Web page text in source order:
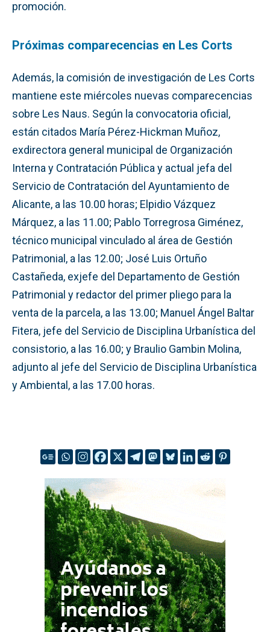
promoción.
Próximas comparecencias en Les Corts
Además, la comisión de investigación de Les Corts
mantiene este miércoles nuevas comparecencias
sobre Les Naus. Según la convocatoria oficial,
están citados María Pérez-Hickman Muñoz,
exdirectora general municipal de Organización
Interna y Contratación Pública y actual jefa del
Servicio de Contratación del Ayuntamiento de
Alicante, a las 10.00 horas; Elpidio Vázquez
Márquez, a las 11.00; Pablo Torregrosa Giménez,
técnico municipal vinculado al área de Gestión
Patrimonial, a las 12.00; José Luis Ortuño
Castañeda, exjefe del Departamento de Gestión
Patrimonial y redactor del primer pliego para la
venta de la parcela, a las 13.00; Manuel Ángel Baltar
Fitera, jefe del Servicio de Disciplina Urbanística del
consistorio, a las 16.00; y Braulio Gambin Molina,
adjunto al jefe del Servicio de Disciplina Urbanística
y Ambiental, a las 17.00 horas.